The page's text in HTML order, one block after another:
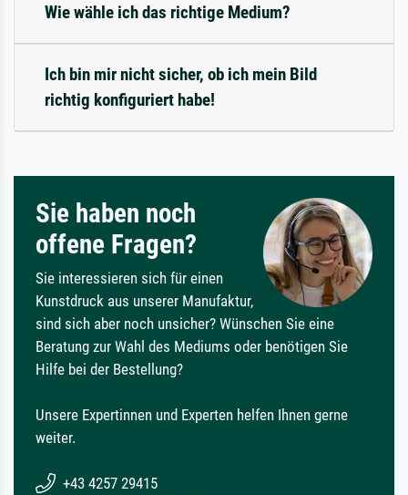
Wie wähle ich das richtige Medium?
Ich bin mir nicht sicher, ob ich mein Bild
richtig konfiguriert habe!
Sie haben noch
offene Fragen?
Sie interessieren sich für einen
Kunstdruck aus unserer Manufaktur,
sind sich aber noch unsicher? Wünschen Sie eine
Beratung zur Wahl des Mediums oder benötigen Sie
Hilfe bei der Bestellung?
Unsere Expertinnen und Experten helfen Ihnen gerne
weiter.
+43 4257 29415